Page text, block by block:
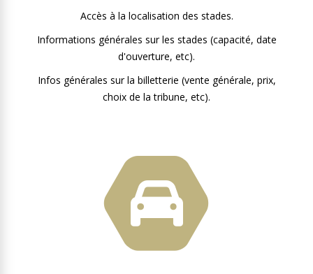
Accès à la localisation des stades.
Informations générales sur les stades (capacité, date
d'ouverture, etc).
Infos générales sur la billetterie (vente générale, prix,
choix de la tribune, etc).